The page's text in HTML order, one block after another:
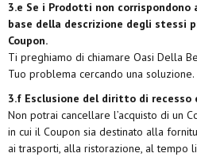
3.e Se i Prodotti non
base della descrizione degli stessi
Coupon.
Ti preghiamo di chiamare Oasi Della
Tuo problema cercando una soluzione.
3.f Esclusione del diritto di recesso
Non potrai cancellare l’acquisto di un
in cui il Coupon sia destinato alla
ai trasporti, alla ristorazione, al tempo